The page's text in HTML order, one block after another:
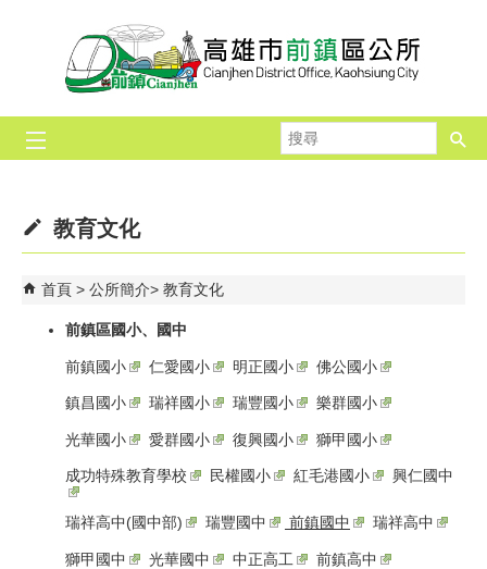
跳到主要內容區塊
尋
教育文化
首頁 公所簡介 教育文化
前鎮區國小、國中
前鎮國小 仁愛國小 明正國小 佛公國小
鎮昌國小 瑞祥國小 瑞豐國小 樂群國小
光華國小 愛群國小 復興國小 獅甲國小
成功特殊教育學校 民權國小 紅毛港國小 興仁國中
瑞祥高中(國中部) 瑞豐國中 前鎮國中 瑞祥高中
獅甲國中 光華國中 中正高工 前鎮高中